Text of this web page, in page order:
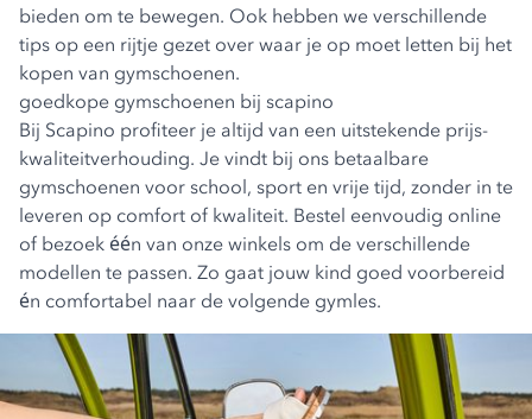
bieden om te bewegen. Ook hebben we verschillende
tips op een rijtje gezet over waar je op moet letten bij het
kopen van gymschoenen.
goedkope gymschoenen bij scapino
Bij Scapino profiteer je altijd van een uitstekende prijs-
kwaliteitverhouding. Je vindt bij ons betaalbare
gymschoenen voor school, sport en vrije tijd, zonder in te
leveren op comfort of kwaliteit. Bestel eenvoudig online
of bezoek één van onze winkels om de verschillende
modellen te passen. Zo gaat jouw kind goed voorbereid
én comfortabel naar de volgende gymles.